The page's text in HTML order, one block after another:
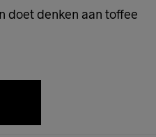
doet denken aan toffee